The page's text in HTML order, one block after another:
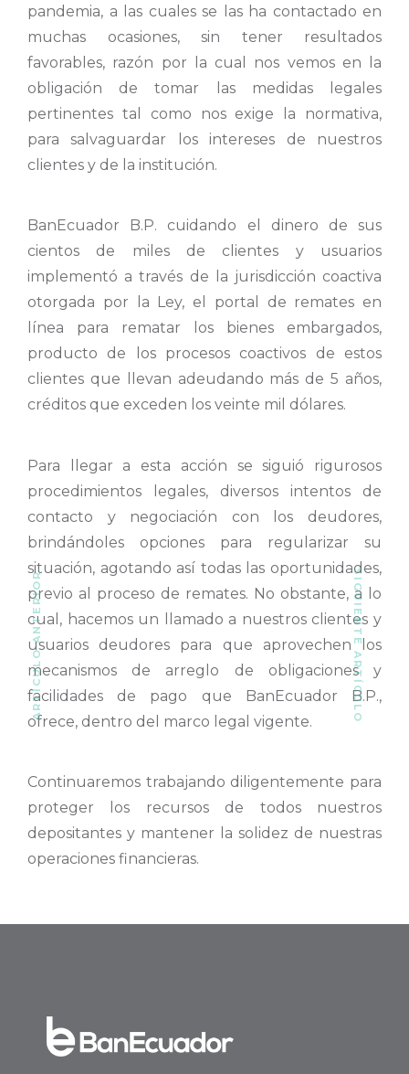
pandemia, a las cuales se las ha contactado en
muchas ocasiones, sin tener resultados
favorables, razón por la cual nos vemos en la
obligación de tomar las medidas legales
pertinentes tal como nos exige la normativa,
para salvaguardar los intereses de nuestros
clientes y de la institución.
BanEcuador B.P. cuidando el dinero de sus
cientos de miles de clientes y usuarios
implementó a través de la jurisdicción coactiva
otorgada por la Ley, el portal de remates en
línea para rematar los bienes embargados,
producto de los procesos coactivos de estos
clientes que llevan adeudando más de 5 años,
créditos que exceden los veinte mil dólares.
Para llegar a esta acción se siguió rigurosos
procedimientos legales, diversos intentos de
contacto y negociación con los deudores,
brindándoles opciones para regularizar su
situación, agotando así todas las oportunidades,
previo al proceso de remates. No obstante, a lo
cual, hacemos un llamado a nuestros clientes y
usuarios deudores para que aprovechen los
mecanismos de arreglo de obligaciones y
facilidades de pago que BanEcuador B.P.,
ofrece, dentro del marco legal vigente.
Continuaremos trabajando diligentemente para
proteger los recursos de todos nuestros
depositantes y mantener la solidez de nuestras
operaciones financieras.
ARTÍCULO ANTERIOR SIGUIENTE ARTÍCULO